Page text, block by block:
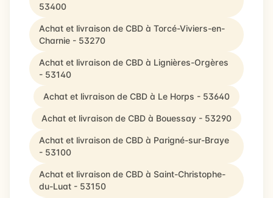
53400
Achat et livraison de CBD à Torcé-Viviers-en-
Charnie - 53270
Achat et livraison de CBD à Lignières-Orgères
- 53140
Achat et livraison de CBD à Le Horps - 53640
Achat et livraison de CBD à Bouessay - 53290
Achat et livraison de CBD à Parigné-sur-Braye
- 53100
Achat et livraison de CBD à Saint-Christophe-
du-Luat - 53150